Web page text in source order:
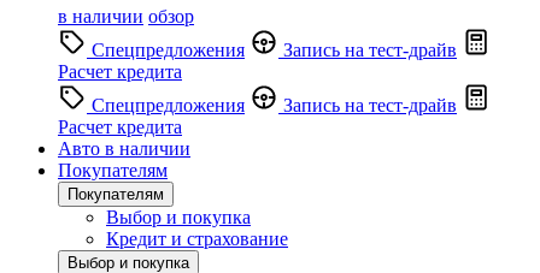
в наличии обзор
Спецпредложения
Запись на тест-драйв
Расчет кредита
Спецпредложения
Запись на тест-драйв
Расчет кредита
Авто в наличии
Покупателям
Покупателям
Выбор и покупка
Кредит и страхование
Выбор и покупка